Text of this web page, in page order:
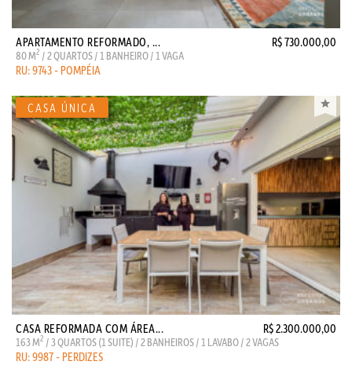
APARTAMENTO REFORMADO, ... R$ 730.000,00
80 M2 / 2 QUARTOS / 1 BANHEIRO / 1 VAGA
RU: 9743 - POMPÉIA
CASA REFORMADA COM ÁREA... R$ 2.300.000,00
163 M2 / 3 QUARTOS (1 SUITE) / 2 BANHEIROS / 1 LAVABO / 2 VAGAS
RU: 9987 - PERDIZES